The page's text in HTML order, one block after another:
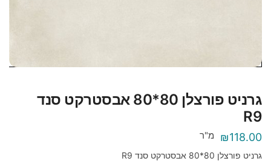
גרניט פורצלן 80*80 אבסטרקט סנד
R9
₪118.00 מ"ר
גרניט פורצלן 80*80 אבסטרקט סנד R9